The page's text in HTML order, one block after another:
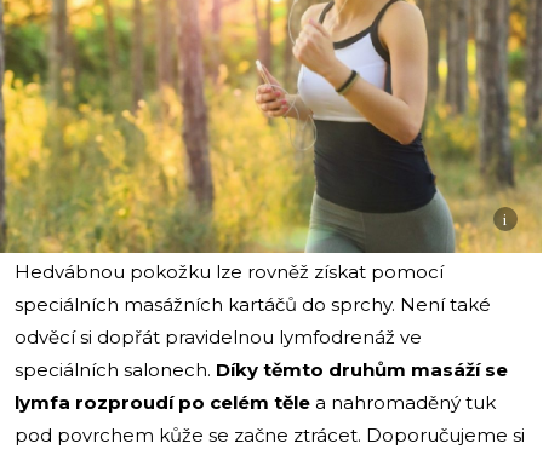
i
Hedvábnou pokožku lze rovněž získat pomocí
speciálních masážních kartáčů do sprchy. Není také
odvěcí si dopřát pravidelnou lymfodrenáž ve
speciálních salonech. Díky těmto druhům masáží se
lymfa rozproudí po celém těle a nahromaděný tuk
pod povrchem kůže se začne ztrácet. Doporučujeme si